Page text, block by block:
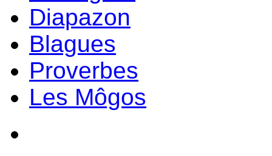
Diapazon
Blagues
Proverbes
Les Môgos